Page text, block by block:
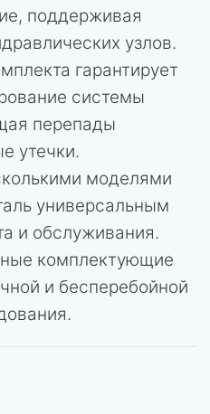
поддерживая
узлов.
гарантирует
системы
перепады
утечки.
моделями
универсальным
и обслуживания.
комплектующие
и бесперебойной